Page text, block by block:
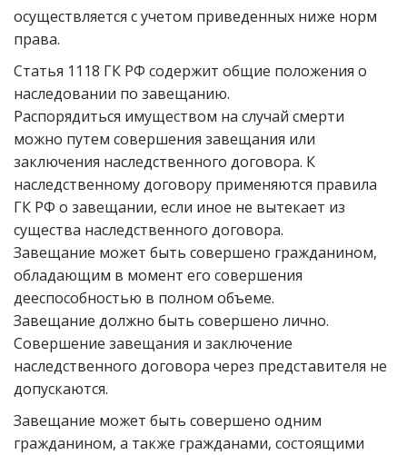
осуществляется с учетом приведенных ниже норм
права.
Статья 1118 ГК РФ содержит общие положения о
наследовании по завещанию.
Распорядиться имуществом на случай смерти
можно путем совершения завещания или
заключения наследственного договора. К
наследственному договору применяются правила
ГК РФ о завещании, если иное не вытекает из
существа наследственного договора.
Завещание может быть совершено гражданином,
обладающим в момент его совершения
дееспособностью в полном объеме.
Завещание должно быть совершено лично.
Совершение завещания и заключение
наследственного договора через представителя не
допускаются.
Завещание может быть совершено одним
гражданином, а также гражданами, состоящими